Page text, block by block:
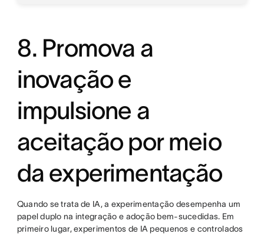
8. Promova a
inovação e
impulsione a
aceitação por meio
da experimentação
Quando se trata de IA, a experimentação desempenha um
papel duplo na integração e adoção bem-sucedidas. Em
primeiro lugar, experimentos de IA pequenos e controlados